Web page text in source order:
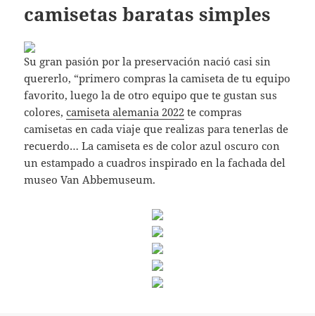
camisetas baratas simples
Su gran pasión por la preservación nació casi sin
quererlo, “primero compras la camiseta de tu equipo
favorito, luego la de otro equipo que te gustan sus
colores,camiseta alemania 2022 te compras
camisetas en cada viaje que realizas para tenerlas de
recuerdo… La camiseta es de color azul oscuro con
un estampado a cuadros inspirado en la fachada del
museo Van Abbemuseum.